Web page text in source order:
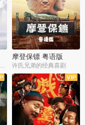
奴，异能护体战邪派
摩登保镖 粤语版
许氏兄弟的经典喜剧